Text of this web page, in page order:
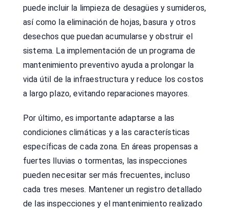
puede incluir la limpieza de desagües y sumideros,
así como la eliminación de hojas, basura y otros
desechos que puedan acumularse y obstruir el
sistema. La implementación de un programa de
mantenimiento preventivo ayuda a prolongar la
vida útil de la infraestructura y reduce los costos
a largo plazo, evitando reparaciones mayores.
Por último, es importante adaptarse a las
condiciones climáticas y a las características
específicas de cada zona. En áreas propensas a
fuertes lluvias o tormentas, las inspecciones
pueden necesitar ser más frecuentes, incluso
cada tres meses. Mantener un registro detallado
de las inspecciones y el mantenimiento realizado